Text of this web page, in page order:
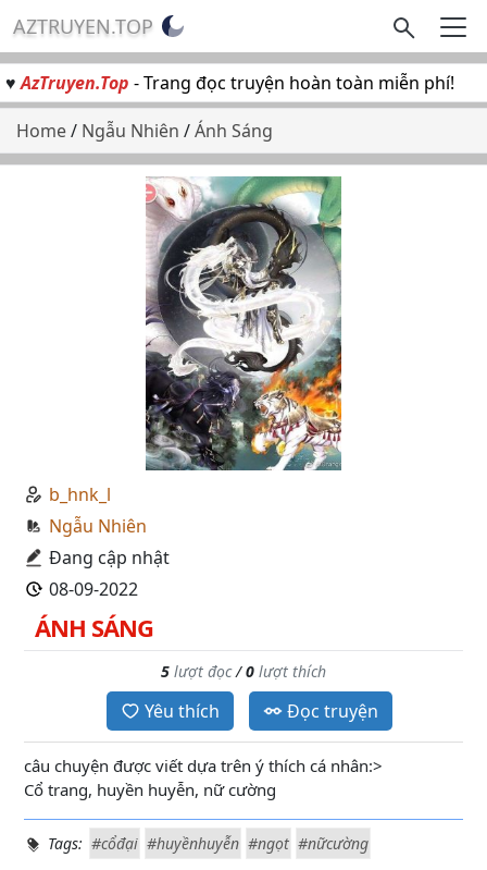
AZTRUYEN.TOP
♥AzTruyen.Top - Trang đọc truyện hoàn toàn miễn phí!
Home/ Ngẫu Nhiên /Ánh Sáng
b_hnk_l
Ngẫu Nhiên
Đang cập nhật
08-09-2022
ÁNH SÁNG
5 lượt đọc/0 lượt thích
Yêu thích Đọc truyện
câu chuyện được viết dựa trên ý thích cá nhân:>
Cổ trang, huyền huyễn, nữ cường
Tags: #cổđại #huyềnhuyễn #ngọt #nữcường